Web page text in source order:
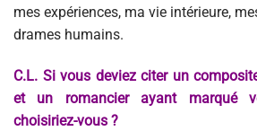
mes expériences, ma vie intérieure,
drames humains.
C.L. Si vous deviez citer un
et un romancier ayant marqué
choisiriez-vous ?